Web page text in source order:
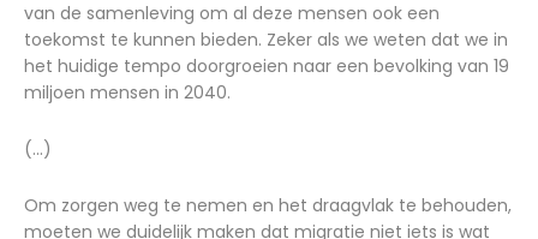
van de samenleving om al deze mensen ook een
toekomst te kunnen bieden. Zeker als we weten dat we in
het huidige tempo doorgroeien naar een bevolking van 19
miljoen mensen in 2040.
(...)
Om zorgen weg te nemen en het draagvlak te behouden,
moeten we duidelijk maken dat migratie niet iets is wat